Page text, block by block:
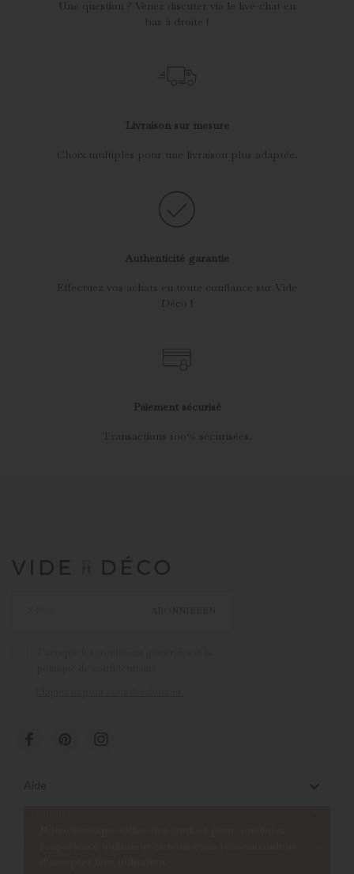
Une question ? Venez discuter via le live-chat en
bas à droite !
Livraison sur mesure
Choix multiples pour une livraison plus adaptée.
Authenticité garantie
Effectuez vos achats en toute confiance sur Vide
Déco !
Paiement sécurisé
Transactions 100% sécurisées.
